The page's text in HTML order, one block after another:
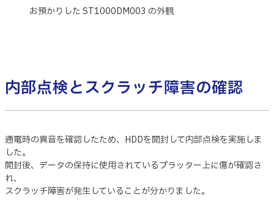
お預かりした ST1000DM003 の外観
内部点検とスクラッチ障害の確認
通電時の異音を確認したため、HDDを開封して内部点検を実施しま
した。
開封後、データの保持に使用されているプラッター上に傷が確認さ
れ、
スクラッチ障害が発生していることが分かりました。